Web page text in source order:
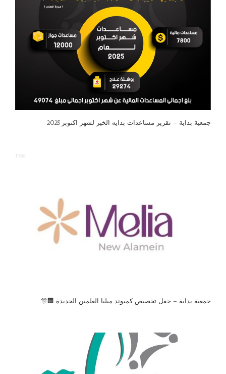
جمعية بداية – تقرير مساعدات بدايه الخير لشهر اكتوبر 2025
جمعية بداية – حفل تخصيص كمبوند ميليا العلمين الجديدة 🏢🎊